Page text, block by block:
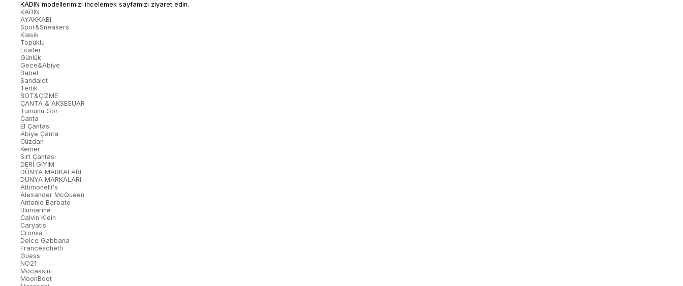
KADIN modellerimizi incelemek sayfamızı ziyaret edin.
KADIN
AYAKKABI
Spor&Sneakers
Klasik
Topuklu
Loafer
Günlük
Gece&Abiye
Babet
Sandalet
Terlik
BOT&ÇİZME
ÇANTA & AKSESUAR
Tümünü Gör
Çanta
El Çantası
Abiye Çanta
Cüzdan
Kemer
Sırt Çantası
DERİ GİYİM
DÜNYA MARKALARI
DÜNYA MARKALARI
Attimonelli's
Alexander McQueen
Antonio Barbato
Blumarine
Calvin Klein
Caryatis
Cromia
Dolce Gabbana
Franceschetti
Guess
NO21
Mocassini
MoonBoot